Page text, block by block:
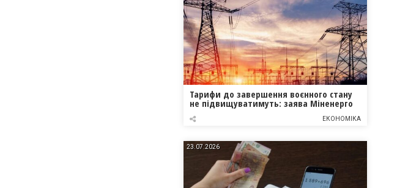
Тарифи до завершення воєнного стану
не підвищуватимуть: заява Міненерго
ЕКОНОМІКА
23.07.2026